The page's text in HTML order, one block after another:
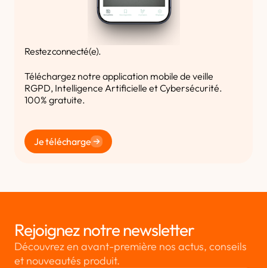
Restez connecté(e).
Téléchargez notre application mobile de veille
RGPD, Intelligence Artificielle et Cybersécurité.
100% gratuite.
Je télécharge
Rejoignez notre newsletter
Découvrez en avant-première nos actus, conseils
et nouveautés produit.